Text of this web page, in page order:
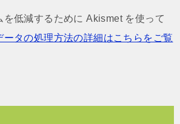
を低減するために Akismet を使って
ータの処理方法の詳細はこちらをご覧